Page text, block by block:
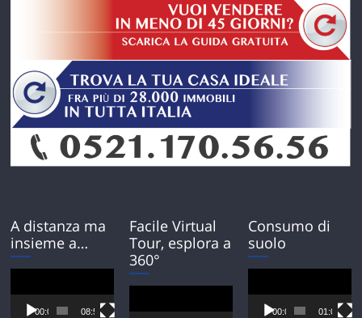
A distanza ma
insieme a…
Player
00:00 08:54
Facile Virtual
Tour, esplora a
360°
Player
Consumo di
suolo
Player
00:00 01:01